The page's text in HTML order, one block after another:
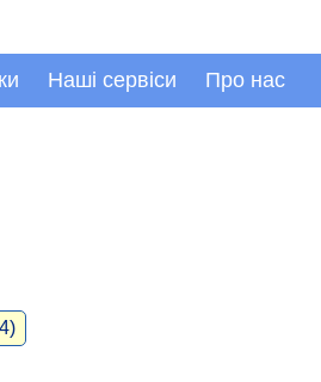
Наші сервіси Про нас